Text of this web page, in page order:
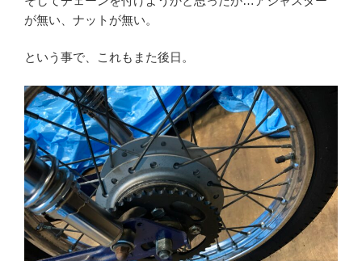
が無い、ナットが無い。
という事で、これもまた後日。